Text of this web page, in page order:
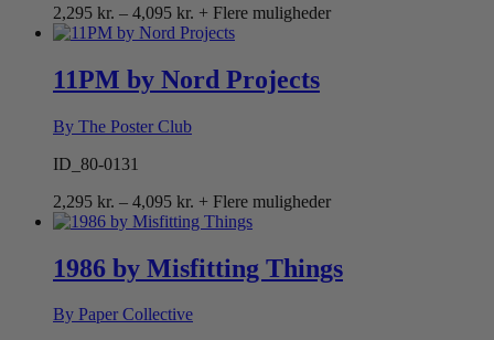
2,295 kr. – 4,095 kr. Prisinterval:
2,295 kr.
4,095 kr.
+ Flere muligheder
11PM by Nord Projects
By The Poster Club
ID_80-0131
2,295 kr. – 4,095 kr. Prisinterval:
2,295 kr.
4,095 kr.
+ Flere muligheder
1986 by Misfitting Things
By Paper Collective